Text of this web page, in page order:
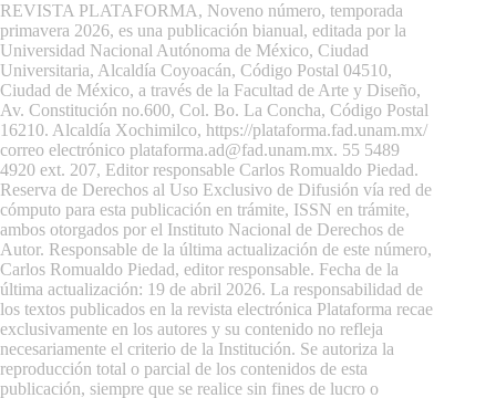
REVISTA PLATAFORMA, Noveno número, temporada
primavera 2026, es una publicación bianual, editada por la
Universidad Nacional Autónoma de México, Ciudad
Universitaria, Alcaldía Coyoacán, Código Postal 04510,
Ciudad de México, a través de la Facultad de Arte y Diseño,
Av. Constitución no.600, Col. Bo. La Concha, Código Postal
16210. Alcaldía Xochimilco, https://plataforma.fad.unam.mx/
correo electrónico plataforma.ad@fad.unam.mx. 55 5489
4920 ext. 207, Editor responsable Carlos Romualdo Piedad.
Reserva de Derechos al Uso Exclusivo de Difusión vía red de
cómputo para esta publicación en trámite, ISSN en trámite,
ambos otorgados por el Instituto Nacional de Derechos de
Autor. Responsable de la última actualización de este número,
Carlos Romualdo Piedad, editor responsable. Fecha de la
última actualización: 19 de abril 2026. La responsabilidad de
los textos publicados en la revista electrónica Plataforma recae
exclusivamente en los autores y su contenido no refleja
necesariamente el criterio de la Institución. Se autoriza la
reproducción total o parcial de los contenidos de esta
publicación, siempre que se realice sin fines de lucro o